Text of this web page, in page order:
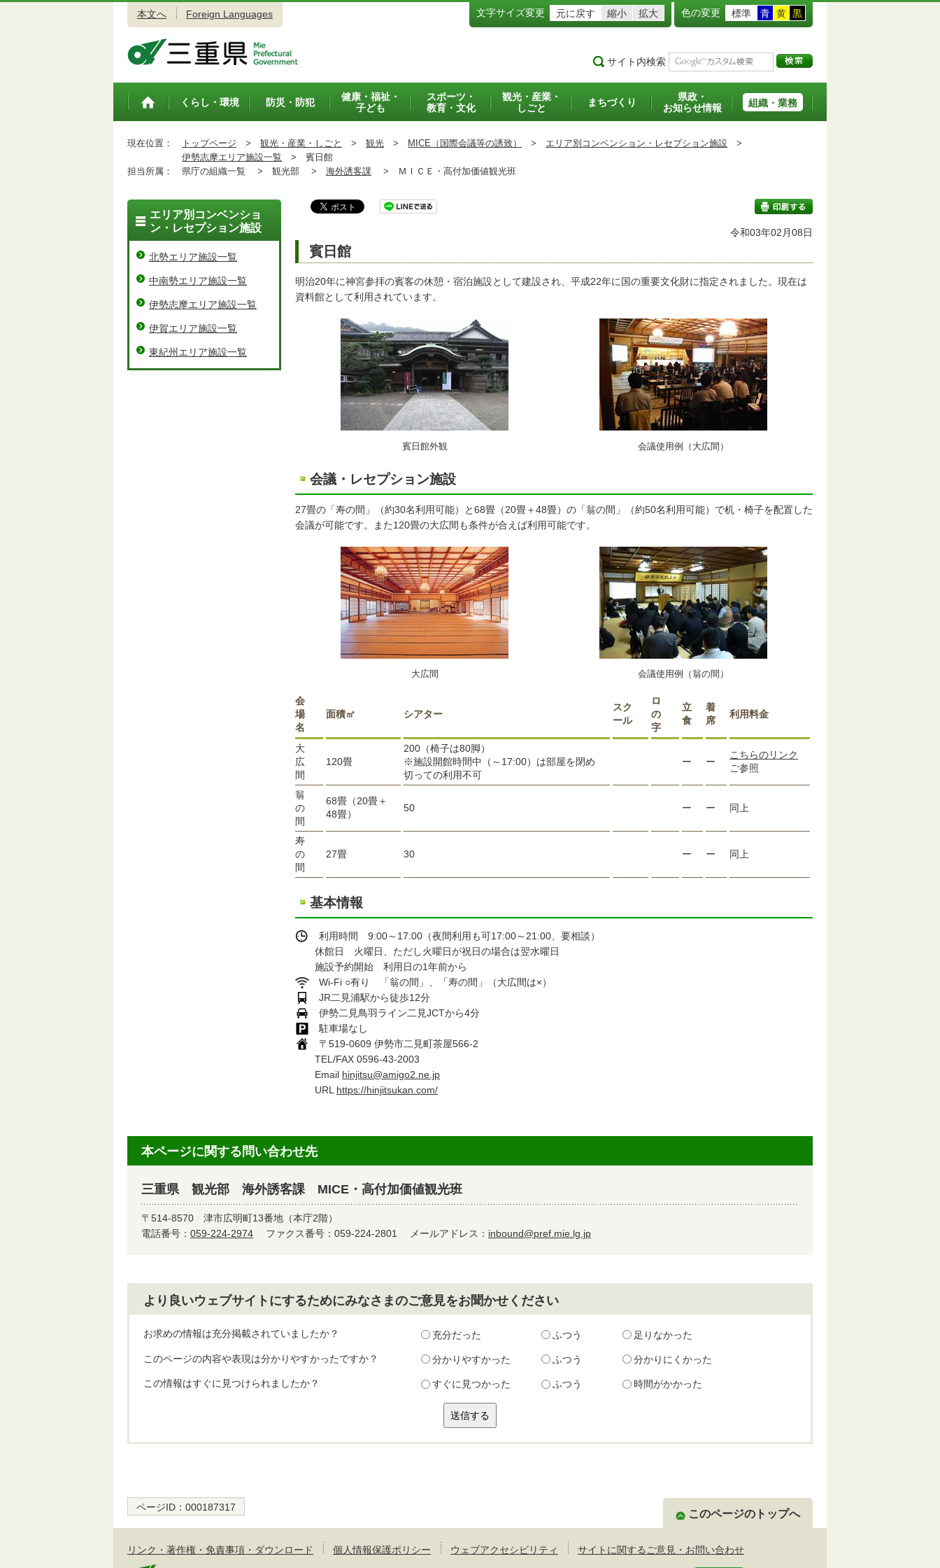
本文へ Foreign Languages 文字サイズ変更 元に戻す 縮小 拡大 色の変更 標準 青 黄 黒
サイト内検索
トップペ
くらし・環境 防災・防犯
健康・福祉・
子ども
スポーツ・
教育・文化
観光・産業・
しごと
まちづくり
県政・
お知らせ情報
組織・業務
現在位置： トップページ > 観光・産業・しごと > 観光 > MICE（国際会議等の誘致） > エリア別コンベンション・レセプション施設 >
伊勢志摩エリア施設一覧 > 賓日館
担当所属：
県庁の組織一覧 > 観光部 > 海外誘客課 > ＭＩＣＥ・高付加価値観光班
印刷する
令和03年02月08日
賓日館
明治20年に神宮参拝の賓客の休憩・宿泊施設として建設され、平成22年に国の重要文化財に指定されました。現在は
資料館として利用されています。
賓日館外観 会議使用例（大広間）
会議・レセプション施設
27畳の「寿の間」（約30名利用可能）と68畳（20畳＋48畳）の「翁の間」（約50名利用可能）で机・椅子を配置した
会議が可能です。また120畳の大広間も条件が合えば利用可能です。
大広間 会議使用例（翁の間）
会
場
名
面積㎡ シアター
スク
ール
ロ
の
字
立
食
着
席
利用料金
大
広
間
120畳
200（椅子は80脚）
※施設開館時間中（～17:00）は部屋を閉め
切っての利用不可
ー ー
こちらのリンク
ご参照
翁
の
間
68畳（20畳＋
48畳）
50 ー ー 同上
寿
の
間
27畳 30 ー ー 同上
基本情報
利用時間 9:00～17:00（夜間利用も可17:00～21:00、要相談）
休館日 火曜日、ただし火曜日が祝日の場合は翌水曜日
施設予約開始 利用日の1年前から
Wi-Fi ○有り 「翁の間」、「寿の間」（大広間は×）
JR二見浦駅から徒歩12分
伊勢二見鳥羽ライン二見JCTから4分
駐車場なし
〒519-0609 伊勢市二見町茶屋566-2
TEL/FAX 0596-43-2003
Email hinjitsu@amigo2.ne.jp
URL https://hinjitsukan.com/
エリア別コンベンショ
ン・レセプション施設
北勢エリア施設一覧
中南勢エリア施設一覧
伊勢志摩エリア施設一覧
伊賀エリア施設一覧
東紀州エリア施設一覧
本ページに関する問い合わせ先
三重県 観光部 海外誘客課 MICE・高付加価値観光班
〒514-8570 津市広明町13番地（本庁2階）
電話番号： 059-224-2974 ファクス番号：059-224-2801 メールアドレス： inbound@pref.mie.lg.jp
より良いウェブサイトにするためにみなさまのご意見をお聞かせください
お求めの情報は充分掲載されていましたか？ 充分だった ふつう 足りなかった
このページの内容や表現は分かりやすかったですか？ 分かりやすかった ふつう 分かりにくかった
この情報はすぐに見つけられましたか？ すぐに見つかった ふつう 時間がかかった
ページID： 000187317
このページのトップへ
リンク・著作権・免責事項・ダウンロード 個人情報保護ポリシー ウェブアクセシビリティ サイトに関するご意見・お問い合わせ